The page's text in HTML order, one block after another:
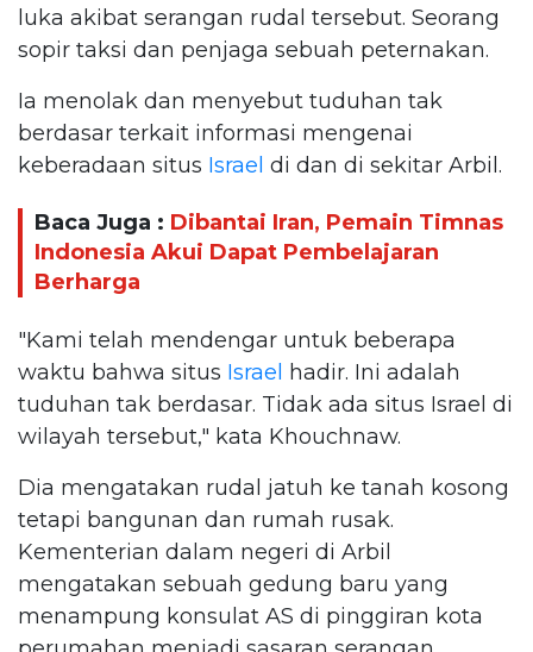
luka akibat serangan rudal tersebut. Seorang
sopir taksi dan penjaga sebuah peternakan.
Ia menolak dan menyebut tuduhan tak
berdasar terkait informasi mengenai
keberadaan situs Israel di dan di sekitar Arbil.
Baca Juga : Dibantai Iran, Pemain Timnas
Indonesia Akui Dapat Pembelajaran
Berharga
"Kami telah mendengar untuk beberapa
waktu bahwa situs Israel
hadir. Ini adalah
tuduhan tak berdasar. Tidak ada situs Israel di
wilayah tersebut," kata Khouchnaw.
Dia mengatakan rudal jatuh ke tanah kosong
tetapi bangunan dan rumah rusak.
Kementerian dalam negeri di Arbil
mengatakan sebuah gedung baru yang
menampung konsulat AS di pinggiran kota